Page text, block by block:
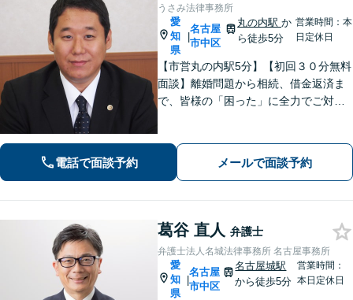
うさみ法律事務所
愛
知
県
|
名古屋
市中区
丸の内駅か
ら徒歩5分
営業時間：本
日定休日
【市営丸の内駅5分】【初回３０分無料
面談】離婚問題から相続、借金返済ま
で、皆様の「困った」に全力でご対
続きをサポート。話しやすい弁護士で
す。まずはお気軽にご相談を！
電話で面談予約 メールで面談予約
葛谷 直人 弁護士
弁護士法人名城法律事務所 名古屋事務所
愛
知
県
|
名古屋
市中区
名古屋城駅
から徒歩5分
営業時間：
本日定休日